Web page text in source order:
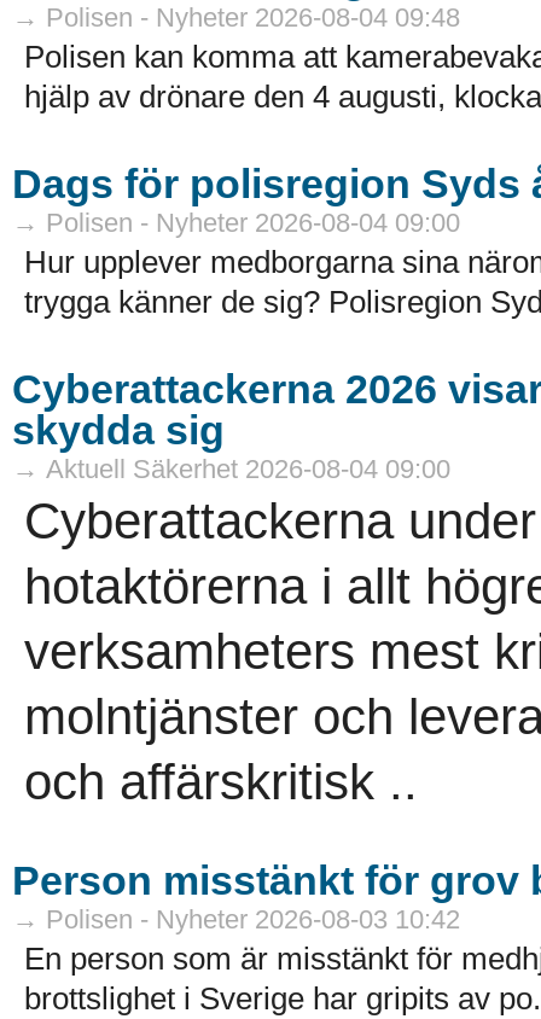
→ Polisen - Nyheter 2026-08-04 09:48
Polisen kan komma att
hjälp av drönare den 4 augusti,
Dags för polisregion
→ Polisen - Nyheter 2026-08-04 09:00
Hur upplever medborgarna sina
trygga känner de sig? Polisregion
Cyberattackerna 2026
skydda sig
→ Aktuell Säkerhet 2026-08-04 09:00
Cyberattackerna
hotaktörerna i allt
verksamheters mest
molntjänster och
och affärskritisk ..
Person misstänkt för grov
→ Polisen - Nyheter 2026-08-03 10:42
En person som är misstänkt för
brottslighet i Sverige har gripits av